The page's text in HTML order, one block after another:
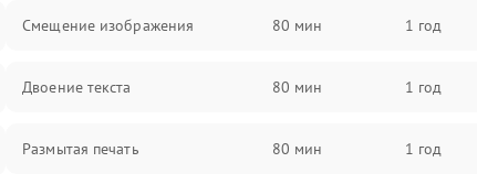
Смещение изображения 80 мин 1 год
Двоение текста 80 мин 1 год
Размытая печать 80 мин 1 год